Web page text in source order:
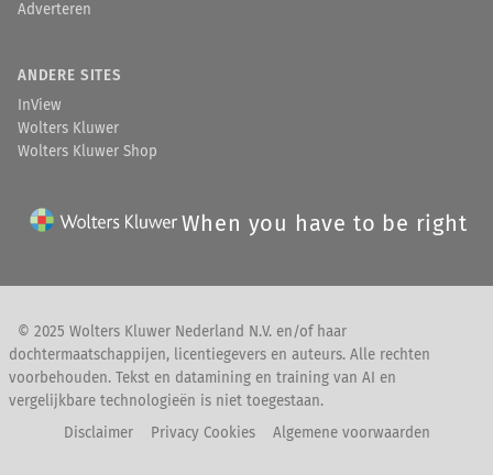
Adverteren
ANDERE SITES
InView
Wolters Kluwer
Wolters Kluwer Shop
When you have to be right
© 2025 Wolters Kluwer Nederland N.V. en/of haar
dochtermaatschappijen, licentiegevers en auteurs. Alle rechten
voorbehouden. Tekst en datamining en training van AI en
vergelijkbare technologieën is niet toegestaan.
Disclaimer
Privacy Cookies Algemene voorwaarden